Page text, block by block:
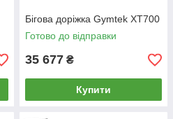
Бігова доріжка Gymtek XT700
Готово до відправки
35 677 ₴
Купити